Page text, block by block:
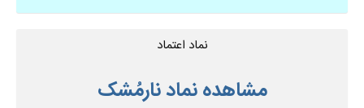
نماد اعتماد
مشاهده نماد نارمُشک